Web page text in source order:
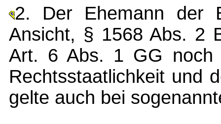
2. Der Ehemann der
Ansicht, § 1568 Abs. 2
Art. 6 Abs. 1 GG noch
Rechtsstaatlichkeit und
gelte auch bei